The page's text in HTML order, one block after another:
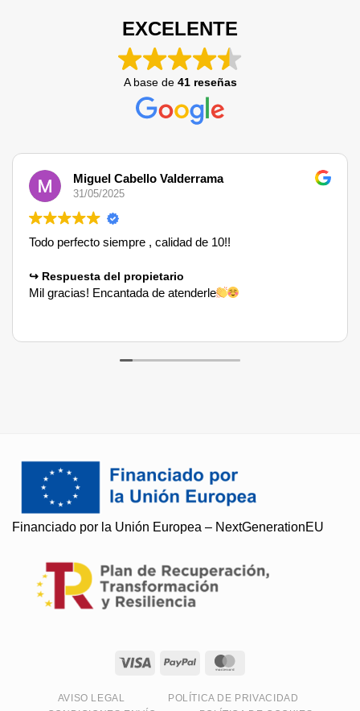
EXCELENTE
A base de 41 reseñas
Miguel Cabello Valderrama
31/05/2025
Todo perfecto siempre , calidad de 10!!
Respuesta del propietario
Mil gracias! Encantada de atenderle
Financiado por la Unión Europea – NextGenerationEU
AVISO LEGAL
POLÍTICA DE PRIVACIDAD
Resuelvo todas tus preguntas